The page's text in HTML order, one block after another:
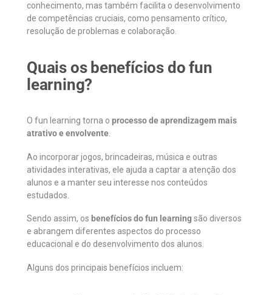
conhecimento, mas também facilita o desenvolvimento
de competências cruciais, como pensamento crítico,
resolução de problemas e colaboração.
Quais os benefícios do fun
learning?
O fun learning torna o processo de aprendizagem mais
atrativo e envolvente.
Ao incorporar jogos, brincadeiras, música e outras
atividades interativas, ele ajuda a captar a atenção dos
alunos e a manter seu interesse nos conteúdos
estudados.
Sendo assim, os benefícios do fun learningsão diversos
e abrangem diferentes aspectos do processo
educacional e do desenvolvimento dos alunos.
Alguns dos principais benefícios incluem: